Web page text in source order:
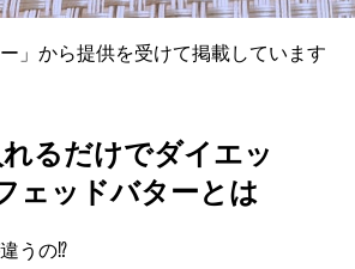
」から提供を受けて掲載しています
るだけでダイエッ
ェッドバターとは
うの⁉